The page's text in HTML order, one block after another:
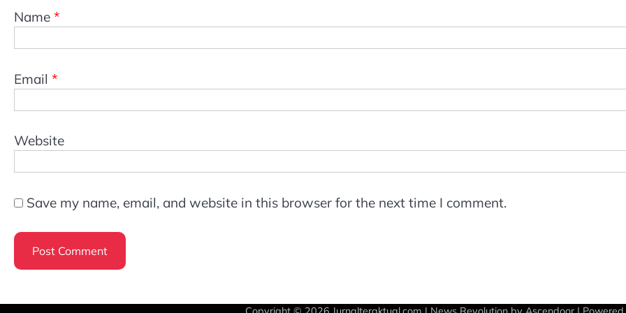
Name *
Email *
Website
Save my name, email, and website in this browser for the next time I comment.